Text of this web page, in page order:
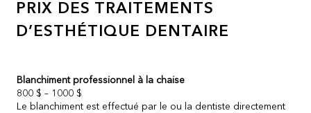
PRIX DES TRAITEMENTS
D’ESTHÉTIQUE DENTAIRE
Blanchiment professionnel à la chaise
800 $ – 1000 $
Le blanchiment est effectué par le ou la dentiste directement